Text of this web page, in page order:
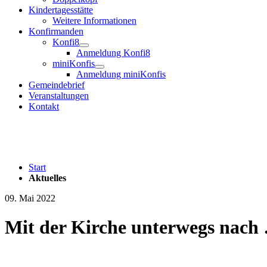
Kindertagesstätte
Weitere Informationen
Konfirmanden
Konfi8
Anmeldung Konfi8
miniKonfis
Anmeldung miniKonfis
Gemeindebrief
Veranstaltungen
Kontakt
Start
Aktuelles
09. Mai 2022
Mit der Kirche unterwegs